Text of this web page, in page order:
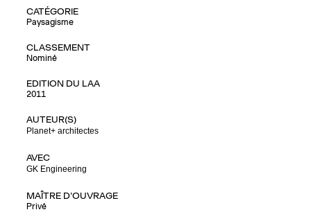
CATÉGORIE
Paysagisme
CLASSEMENT
Nominé
EDITION DU LAA
2011
AUTEUR(S)
Planet+ architectes
AVEC
GK Engineering
MAÎTRE D'OUVRAGE
Privé